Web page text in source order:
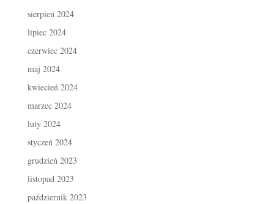
sierpień 2024
lipiec 2024
czerwiec 2024
maj 2024
kwiecień 2024
marzec 2024
luty 2024
styczeń 2024
grudzień 2023
listopad 2023
październik 2023